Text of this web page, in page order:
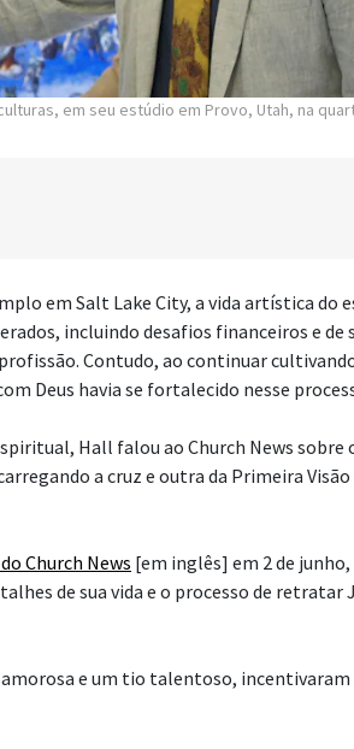
em seu estúdio em Provo, Utah, na
em Salt Lake City, a vida artística do
incluindo desafios financeiros e de
Contudo, ao continuar
Deus havia se fortalecido nesse
Hall falou ao Church News sobre
a cruz e outra da Primeira
Church News [em inglês] em 2 de
de sua vida e o processo de retratar
e um tio talentoso,